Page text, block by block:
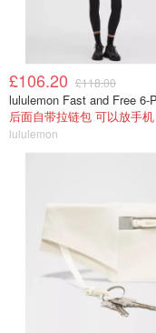
£106.20 £118.00
后面自带拉链包 可以放手机
lululemon